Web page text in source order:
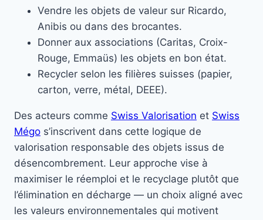
Vendre les objets de valeur sur Ricardo,
Anibis ou dans des brocantes.
Donner aux associations (Caritas, Croix-
Rouge, Emmaüs) les objets en bon état.
Recycler selon les filières suisses (papier,
carton, verre, métal, DEEE).
Des acteurs comme Swiss Valorisation et Swiss
Mégo s’inscrivent dans cette logique de
valorisation responsable des objets issus de
désencombrement. Leur approche vise à
maximiser le réemploi et le recyclage plutôt que
l’élimination en décharge — un choix aligné avec
les valeurs environnementales qui motivent